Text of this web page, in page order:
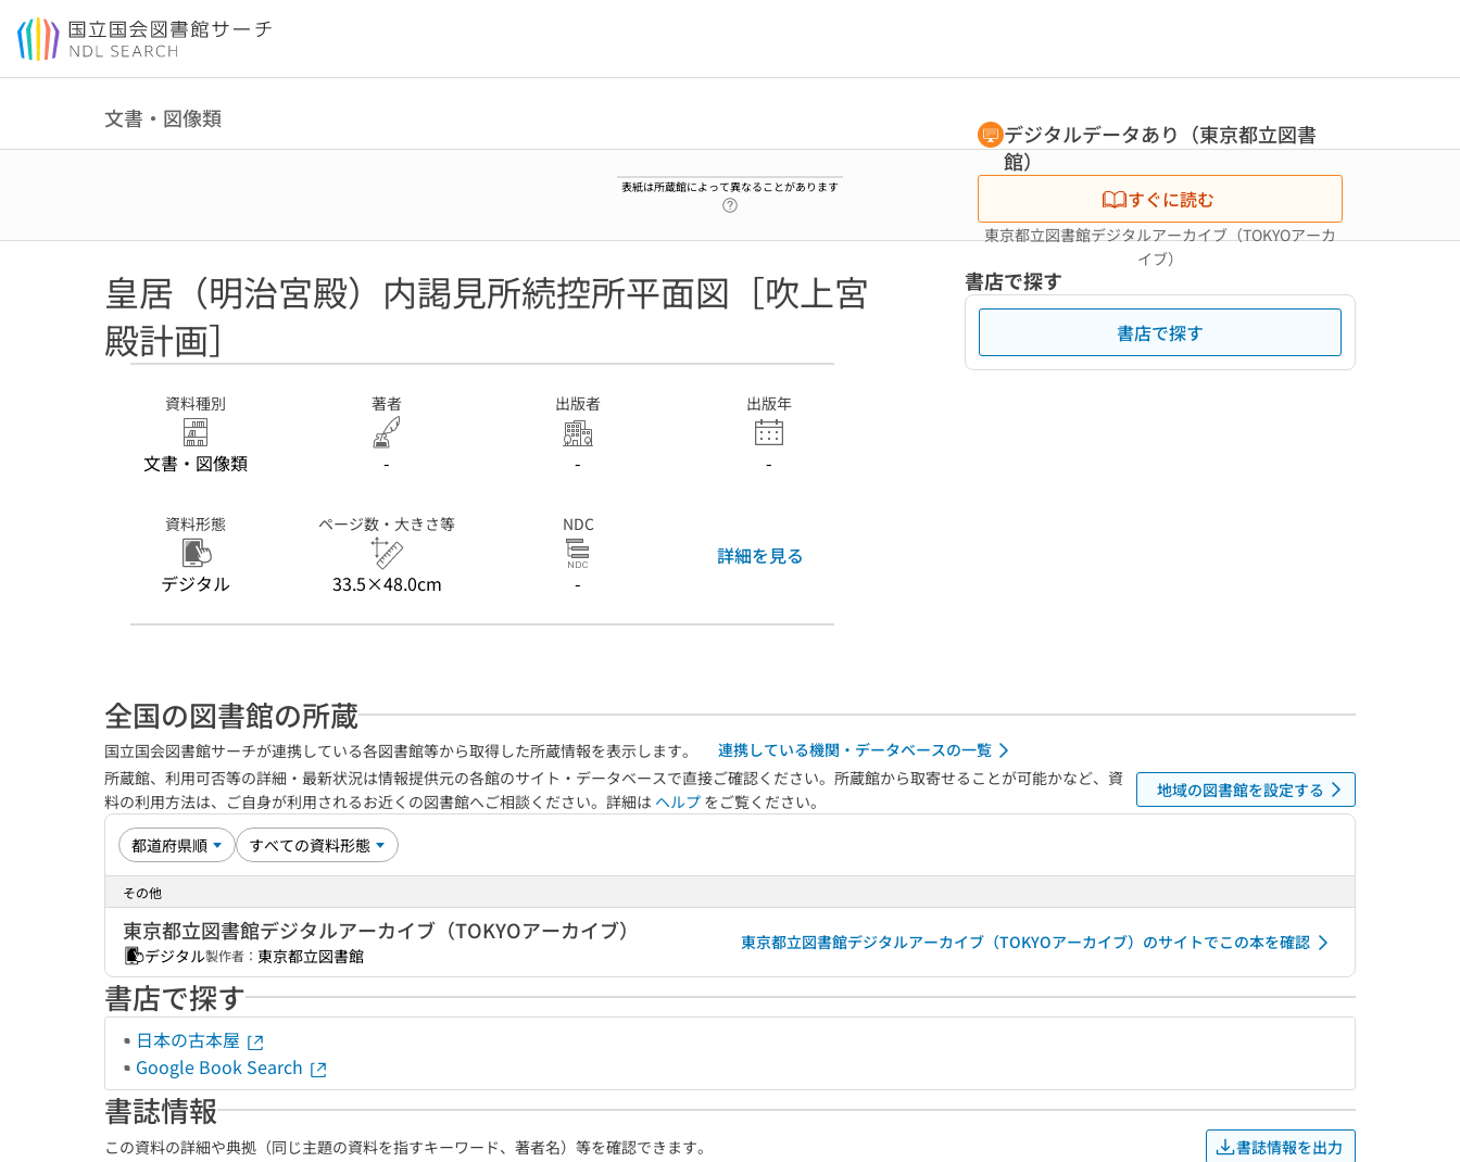
本文へ移動
文書・図像類
表紙は所蔵館によって異なることがあります
デジタルデータあり（東京都立図書
館）
すぐに読む
東京都立図書館デジタルアーカイブ（TOKYOアーカ
イブ）
皇居（明治宮殿）内謁見所続控所平面図［吹上宮
殿計画］
資料種別
文書・図像類
著者
-
出版者
-
出版年
-
資料形態
デジタル
ページ数・大きさ等
33.5×48.0cm
NDC
-
詳細を見る
書店で探す
書店で探す
全国の図書館の所蔵
国立国会図書館サーチが連携している各図書館等から取得した所蔵情報を表示します。
連携している機関・データベースの一覧
所蔵館、利用可否等の詳細・最新状況は情報提供元の各館のサイト・データベースで直接ご確認ください。所蔵館から取寄せることが可能かなど、資
料の利用方法は、ご自身が利用されるお近くの図書館へご相談ください。詳細は ヘルプ をご覧ください。
地域の図書館を設定する
その他
東京都立図書館デジタルアーカイブ（TOKYOアーカイブ）
デジタル製作者： 東京都立図書館
東京都立図書館デジタルアーカイブ（TOKYOアーカイブ）のサイトでこの本を確認
書店で探す
日本の古本屋
Google Book Search
書誌情報
この資料の詳細や典拠（同じ主題の資料を指すキーワード、著者名）等を確認できます。 書誌情報を出力